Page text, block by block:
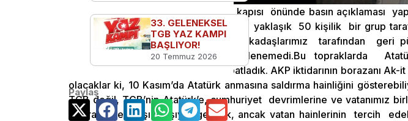
Konya Selçuk Üniversitesi giriş kapısı önünde basın açıklaması
düşmanı olduklarını açıkça belirten, yaklaşık 50 kişilik bir grup
Kasım eylemini hedef alan grup, arkadaşlarımız tarafından geri
tarafından gerçekleştirildiği belirlenemedi.Bu topraklarda
engelleyemeyeceğini defalarca ispatladık. AKP iktidarının borazanı
olacaklar ki, 10 Kasım’da Atatürk anmasına saldırma hainliğini
TGB değil, TGB’nin Atatürk’e, cumhuriyet devrimlerine ve vatanımız
Bu irade ile karşı karşıya gelmek, ancak vatan hainlerinin tercih
33. GELENEKSEL
TGB YAZ KAMPI
BAŞLIYOR!
20 Temmuz 2026
Paylaş